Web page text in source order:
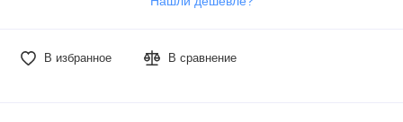
В избранное В сравнение